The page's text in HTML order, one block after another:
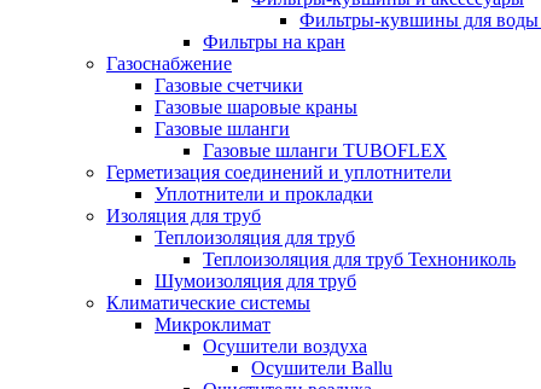
Фильтры-кувшины для
Фильтры на кран
Газоснабжение
Газовые счетчики
Газовые шаровые краны
Газовые шланги
Газовые шланги TUBOFLEX
Герметизация соединений и уплотнители
Уплотнители и прокладки
Изоляция для труб
Теплоизоляция для труб
Теплоизоляция для труб Технониколь
Шумоизоляция для труб
Климатические системы
Микроклимат
Осушители воздуха
Осушители Ballu